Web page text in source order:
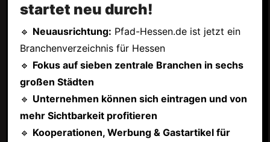
startet neu durch!
🔹 Neuausrichtung: Pfad-Hessen.de ist jetzt ein
Branchenverzeichnis für Hessen
🔹 Fokus auf sieben zentrale Branchen in sechs
großen Städten
🔹 Unternehmen können sich eintragen und von
mehr Sichtbarkeit profitieren
🔹 Kooperationen, Werbung & Gastartikel für